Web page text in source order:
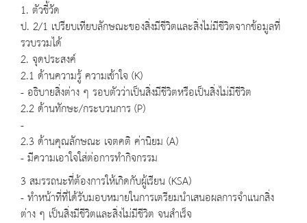
1. ตัวชี้วัด
ป. 2/1 เปรียบเทียบลักษณะของสิ่งมีชีวิตและสิ่งไม่มีชีวิตจากข้อมูลที่
รวบรวมได้
2. จุดประสงค์
2.1 ด้านความรู้ ความเข้าใจ (K)
- อธิบายสิ่งต่าง ๆ รอบตัวว่าเป็นสิ่งมีชีวิตหรือเป็นสิ่งไม่มีชีวิต
2.2 ด้านทักษะ/กระบวนการ (P)
-
2.3 ด้านคุณลักษณะ เจตคติ ค่านิยม (A)
- มีความเอาใจใส่ต่อการทำกิจกรรม
3 สมรรถนะที่ต้องการให้เกิดกับผู้เรียน (KSA)
- ทำหน้าที่ที่ได้รับมอบหมายในการเตรียมนำเสนอผลการจำแนกสิ่ง
ต่าง ๆ เป็นสิ่งมีชีวิตและสิ่งไม่มีชีวิต จนสำเร็จ